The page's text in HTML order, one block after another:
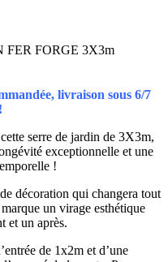
FER FORGE 3X3m
livraison sous 6/7
serre de jardin de 3X3m,
exceptionnelle et une
!
décoration qui changera tout
un virage esthétique
et un après.
de 1x2m et d’une